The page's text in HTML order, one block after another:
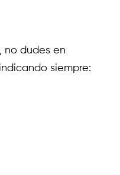
no dudes en
siempre: